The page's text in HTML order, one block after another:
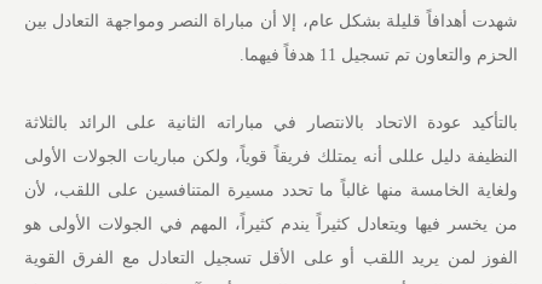
شهدت أهدافاً قليلة بشكل عام، إلا أن مباراة النصر ومواجهة التعادل بين
الحزم والتعاون تم تسجيل 11 هدفاً فيهما.
بالتأكيد عودة الاتحاد بالانتصار في مباراته الثانية على الرائد بالثلاثة
النظيفة دليل عللى أنه يمتلك فريقاً قوياً، ولكن مباريات الجولات الأولى
ولغاية الخامسة منها غالباً ما تحدد مسيرة المتنافسين على اللقب، لأن
من يخسر فيها ويتعادل كثيراً يندم كثيراً، المهم في الجولات الأولى هو
الفوز لمن يريد اللقب أو على الأقل تسجيل التعادل مع الفرق القوية